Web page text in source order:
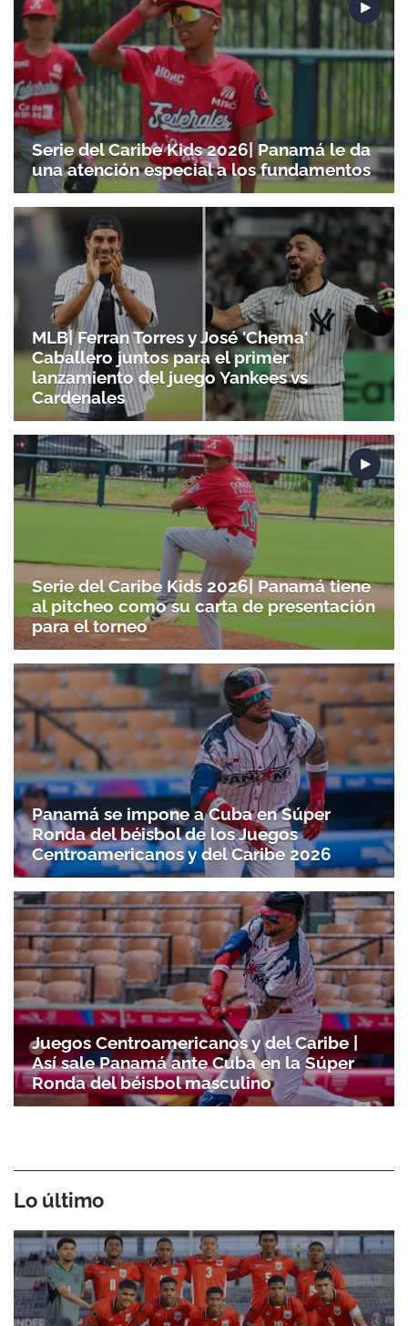
Serie del Caribe Kids 2026| Panamá le da
una atención especial a los fundamentos
MLB| Ferran Torres y José 'Chema'
Caballero juntos para el primer
lanzamiento del juego Yankees vs
Cardenales
Serie del Caribe Kids 2026| Panamá tiene
al pitcheo como su carta de presentación
para el torneo
Panamá se impone a Cuba en Súper
Ronda del béisbol de los Juegos
Centroamericanos y del Caribe 2026
Juegos Centroamericanos y del Caribe |
Así sale Panamá ante Cuba en la Súper
Ronda del béisbol masculino
Lo último